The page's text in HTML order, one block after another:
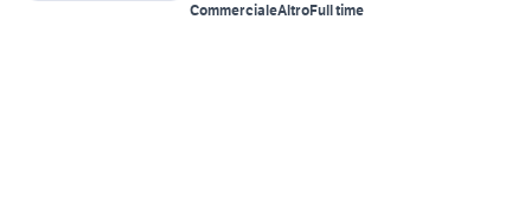
CommercialeAltroFull time